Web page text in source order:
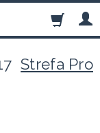
Strefa Pro